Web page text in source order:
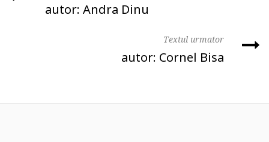
autor: Andra Dinu
Textul urmator
autor: Cornel Bisa